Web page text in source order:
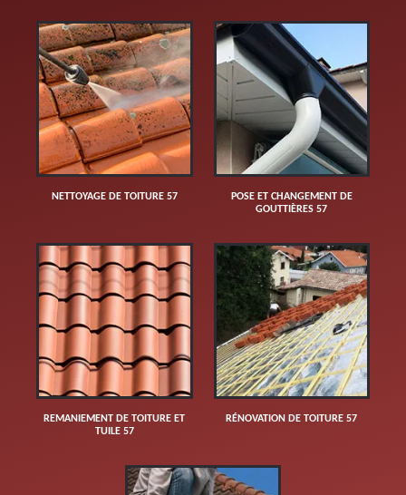
NETTOYAGE DE TOITURE 57
POSE ET CHANGEMENT DE
GOUTTIÈRES 57
REMANIEMENT DE TOITURE ET
TUILE 57
RÉNOVATION DE TOITURE 57